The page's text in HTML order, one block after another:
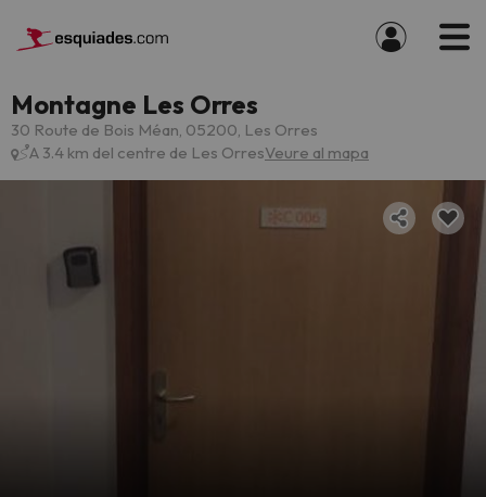
Montagne Les Orres
30 Route de Bois Méan, 05200, Les Orres
A 3.4 km del centre de Les OrresVeure al mapa